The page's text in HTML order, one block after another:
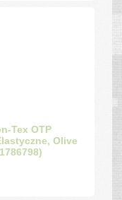
Tex OTP
Olive